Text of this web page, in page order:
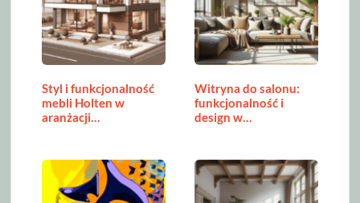
Styl i funkcjonalność
mebli Holten w
aranżacji…
Witryna do salonu:
funkcjonalność i
design w…